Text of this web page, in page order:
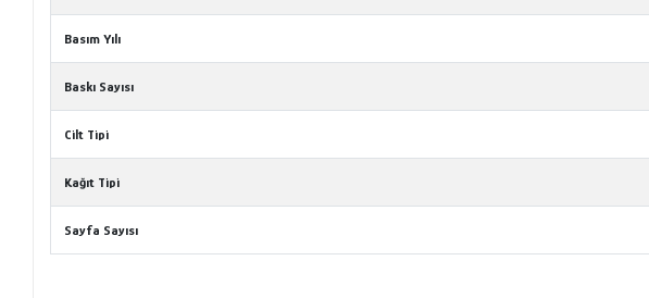
Basım Yılı
Baskı Sayısı
Cilt Tipi
Kağıt Tipi
Sayfa Sayısı